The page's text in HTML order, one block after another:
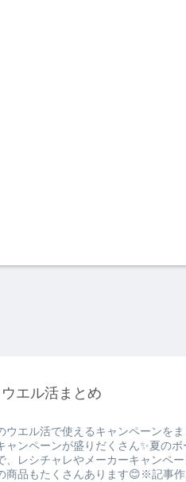
エル活まとめ
ウエル活で使えるキャンペーンを
ャンペーンが盛りだくさん✨夏の
、レシチャレやメーカーキャンペ
商品もたくさんあります😊※記事作